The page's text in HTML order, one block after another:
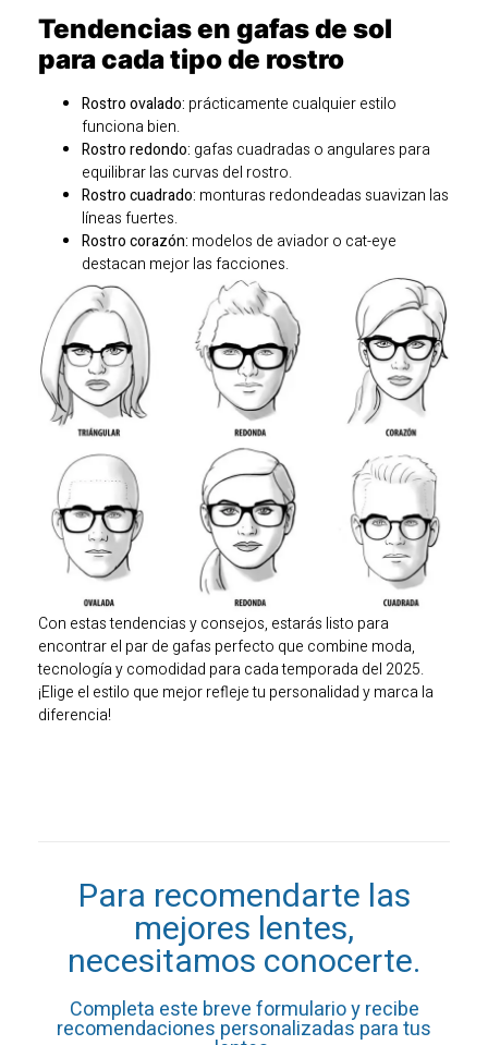
Tendencias en gafas de sol
para cada tipo de rostro
Rostro ovalado: prácticamente cualquier estilo
funciona bien.
Rostro redondo: gafas cuadradas o angulares para
equilibrar las curvas del rostro.
Rostro cuadrado: monturas redondeadas suavizan las
líneas fuertes.
Rostro corazón: modelos de aviador o cat-eye
destacan mejor las facciones.
Con estas tendencias y consejos, estarás listo para
encontrar el par de gafas perfecto que combine moda,
tecnología y comodidad para cada temporada del 2025.
¡Elige el estilo que mejor refleje tu personalidad y marca la
diferencia!
Para recomendarte las
mejores lentes,
necesitamos conocerte.
Completa este breve formulario y recibe
recomendaciones personalizadas para tus